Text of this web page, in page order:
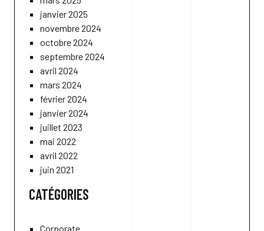
janvier 2025
novembre 2024
octobre 2024
septembre 2024
avril 2024
mars 2024
février 2024
janvier 2024
juillet 2023
mai 2022
avril 2022
juin 2021
CATÉGORIES
Corporate_